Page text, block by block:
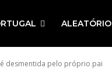
ALEATÓRIO
desmentida pelo próprio pai